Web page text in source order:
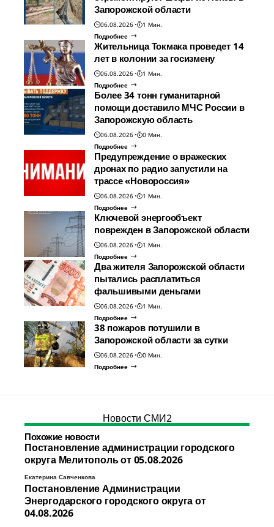
Запорожской области
06.08.2026
1 Мин.
Подробнее
Жительница Токмака проведет 14
лет в колонии за госизмену
06.08.2026
1 Мин.
Подробнее
Более 34 тонн гуманитарной
помощи доставило МЧС России в
Запорожскую область
06.08.2026
0 Мин.
Подробнее
Предупреждение о вражеских
дронах по радио запустили на
трассе «Новороссия»
06.08.2026
1 Мин.
Подробнее
Ключевой энергообъект
поврежден в Запорожской области
06.08.2026
1 Мин.
Подробнее
Два жителя Запорожской области
пытались расплатиться
фальшивыми деньгами
06.08.2026
1 Мин.
Подробнее
38 пожаров потушили в
Запорожской области за сутки
06.08.2026
0 Мин.
Подробнее
Новости СМИ2
Похожие новости
Постановление администрации городского
округа Мелитополь от 05.08.2026
Екатерина Савченкова
Постановление Администрации
Энергодарского городского округа от
04.08.2026